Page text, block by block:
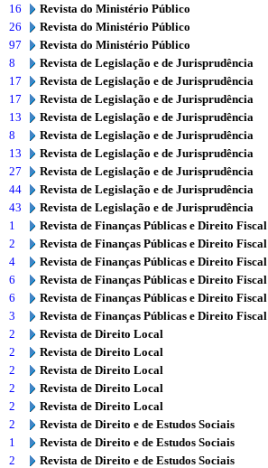
16
Revista do Ministério Público
26
Revista do Ministério Público
97
Revista do Ministério Público
8
Revista de Legislação e de Jurisprudência
17
Revista de Legislação e de Jurisprudência
17
Revista de Legislação e de Jurisprudência
13
Revista de Legislação e de Jurisprudência
8
Revista de Legislação e de Jurisprudência
13
Revista de Legislação e de Jurisprudência
27
Revista de Legislação e de Jurisprudência
44
Revista de Legislação e de Jurisprudência
43
Revista de Legislação e de Jurisprudência
1
Revista de Finanças Públicas e Direito Fiscal
2
Revista de Finanças Públicas e Direito Fiscal
4
Revista de Finanças Públicas e Direito Fiscal
6
Revista de Finanças Públicas e Direito Fiscal
6
Revista de Finanças Públicas e Direito Fiscal
3
Revista de Finanças Públicas e Direito Fiscal
2
Revista de Direito Local
2
Revista de Direito Local
2
Revista de Direito Local
2
Revista de Direito Local
2
Revista de Direito Local
2
Revista de Direito e de Estudos Sociais
1
Revista de Direito e de Estudos Sociais
2
Revista de Direito e de Estudos Sociais